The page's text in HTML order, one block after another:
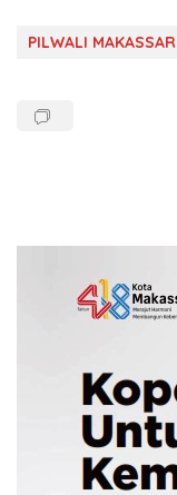
PILWALI MAKASSAR